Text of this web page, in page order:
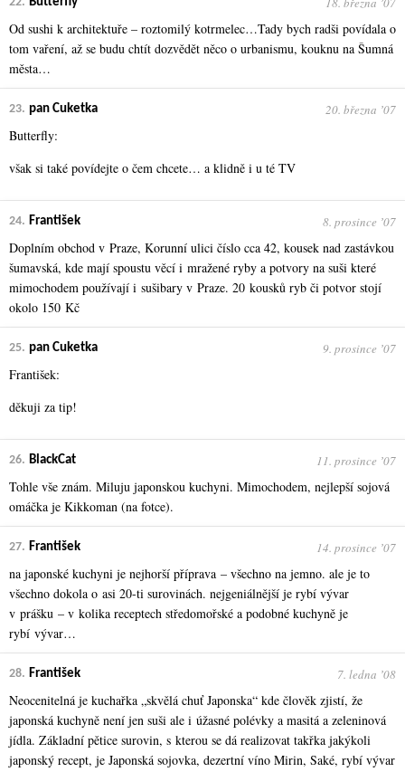
Od sushi k architektuře – roztomilý kotrmelec…Tady bych radši povídala o
tom vaření, až se budu chtít dozvědět něco o urbanismu, kouknu na Šumná
města…
23. pan Cuketka 20. března ʼ07
Butterfly:
však si také povídejte o čem chcete… a klidně i u té TV
24. František 8. prosince ʼ07
Doplním obchod v Praze, Korunní ulici číslo cca 42, kousek nad zastávkou
šumavská, kde mají spoustu věcí i mražené ryby a potvory na suši které
mimochodem používají i sušibary v Praze. 20 kousků ryb či potvor stojí
okolo 150 Kč
25. pan Cuketka 9. prosince ʼ07
František:
děkuji za tip!
26. BlackCat 11. prosince ʼ07
Tohle vše znám. Miluju japonskou kuchyni. Mimochodem, nejlepší sojová
omáčka je Kikkoman (na fotce).
27. František 14. prosince ʼ07
na japonské kuchyni je nejhorší příprava – všechno na jemno. ale je to
všechno dokola o asi 20-ti surovinách. nejgeniálnější je rybí vývar
v prášku – v kolika receptech středomořské a podobné kuchyně je
rybí vývar…
28. František 7. ledna ʼ08
Neocenitelná je kuchařka „skvělá chuť Japonska“ kde člověk zjistí, že
japonská kuchyně není jen suši ale i úžasné polévky a masitá a zeleninová
jídla. Základní pětice surovin, s kterou se dá realizovat takřka jakýkoli
japonský recept, je Japonská sojovka, dezertní víno Mirin, Saké, rybí vývar